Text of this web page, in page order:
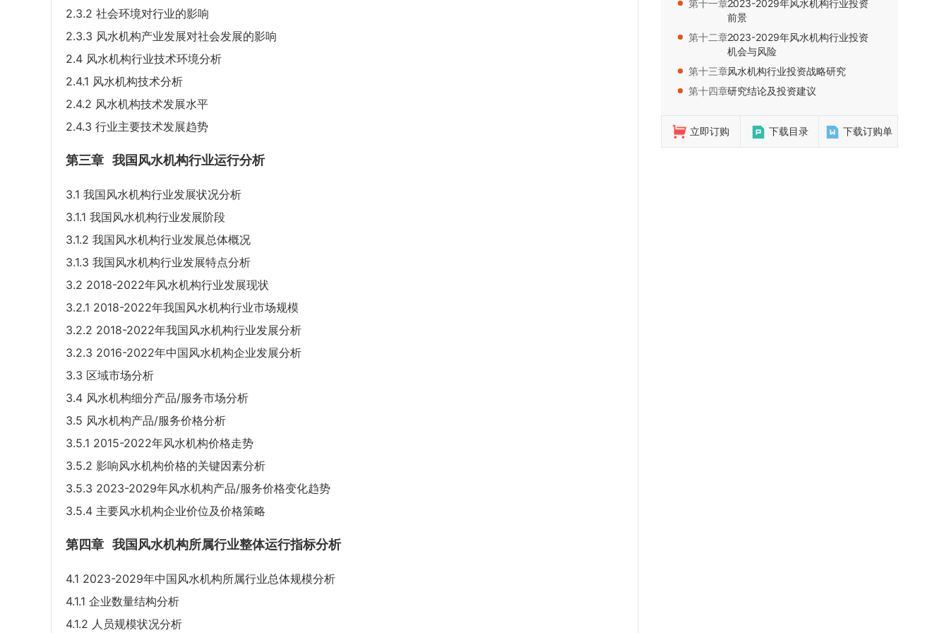
2.3.2 社会环境对行业的影响
2.3.3 风水机构产业发展对社会发展的影响
2.4 风水机构行业技术环境分析
2.4.1 风水机构技术分析
2.4.2 风水机构技术发展水平
2.4.3 行业主要技术发展趋势
第三章 我国风水机构行业运行分析
3.1 我国风水机构行业发展状况分析
3.1.1 我国风水机构行业发展阶段
3.1.2 我国风水机构行业发展总体概况
3.1.3 我国风水机构行业发展特点分析
3.2 2018-2022年风水机构行业发展现状
3.2.1 2018-2022年我国风水机构行业市场规模
3.2.2 2018-2022年我国风水机构行业发展分析
3.2.3 2016-2022年中国风水机构企业发展分析
3.3 区域市场分析
3.4 风水机构细分产品/服务市场分析
3.5 风水机构产品/服务价格分析
3.5.1 2015-2022年风水机构价格走势
3.5.2 影响风水机构价格的关键因素分析
3.5.3 2023-2029年风水机构产品/服务价格变化趋势
3.5.4 主要风水机构企业价位及价格策略
第四章 我国风水机构所属行业整体运行指标分析
4.1 2023-2029年中国风水机构所属行业总体规模分析
4.1.1 企业数量结构分析
4.1.2 人员规模状况分析
第十一章：2023-2029年风水机构行业投资
前景
第十二章：2023-2029年风水机构行业投资
机会与风险
第十三章：风水机构行业投资战略研究
第十四章：研究结论及投资建议
立即订购 下载目录 下载订购单